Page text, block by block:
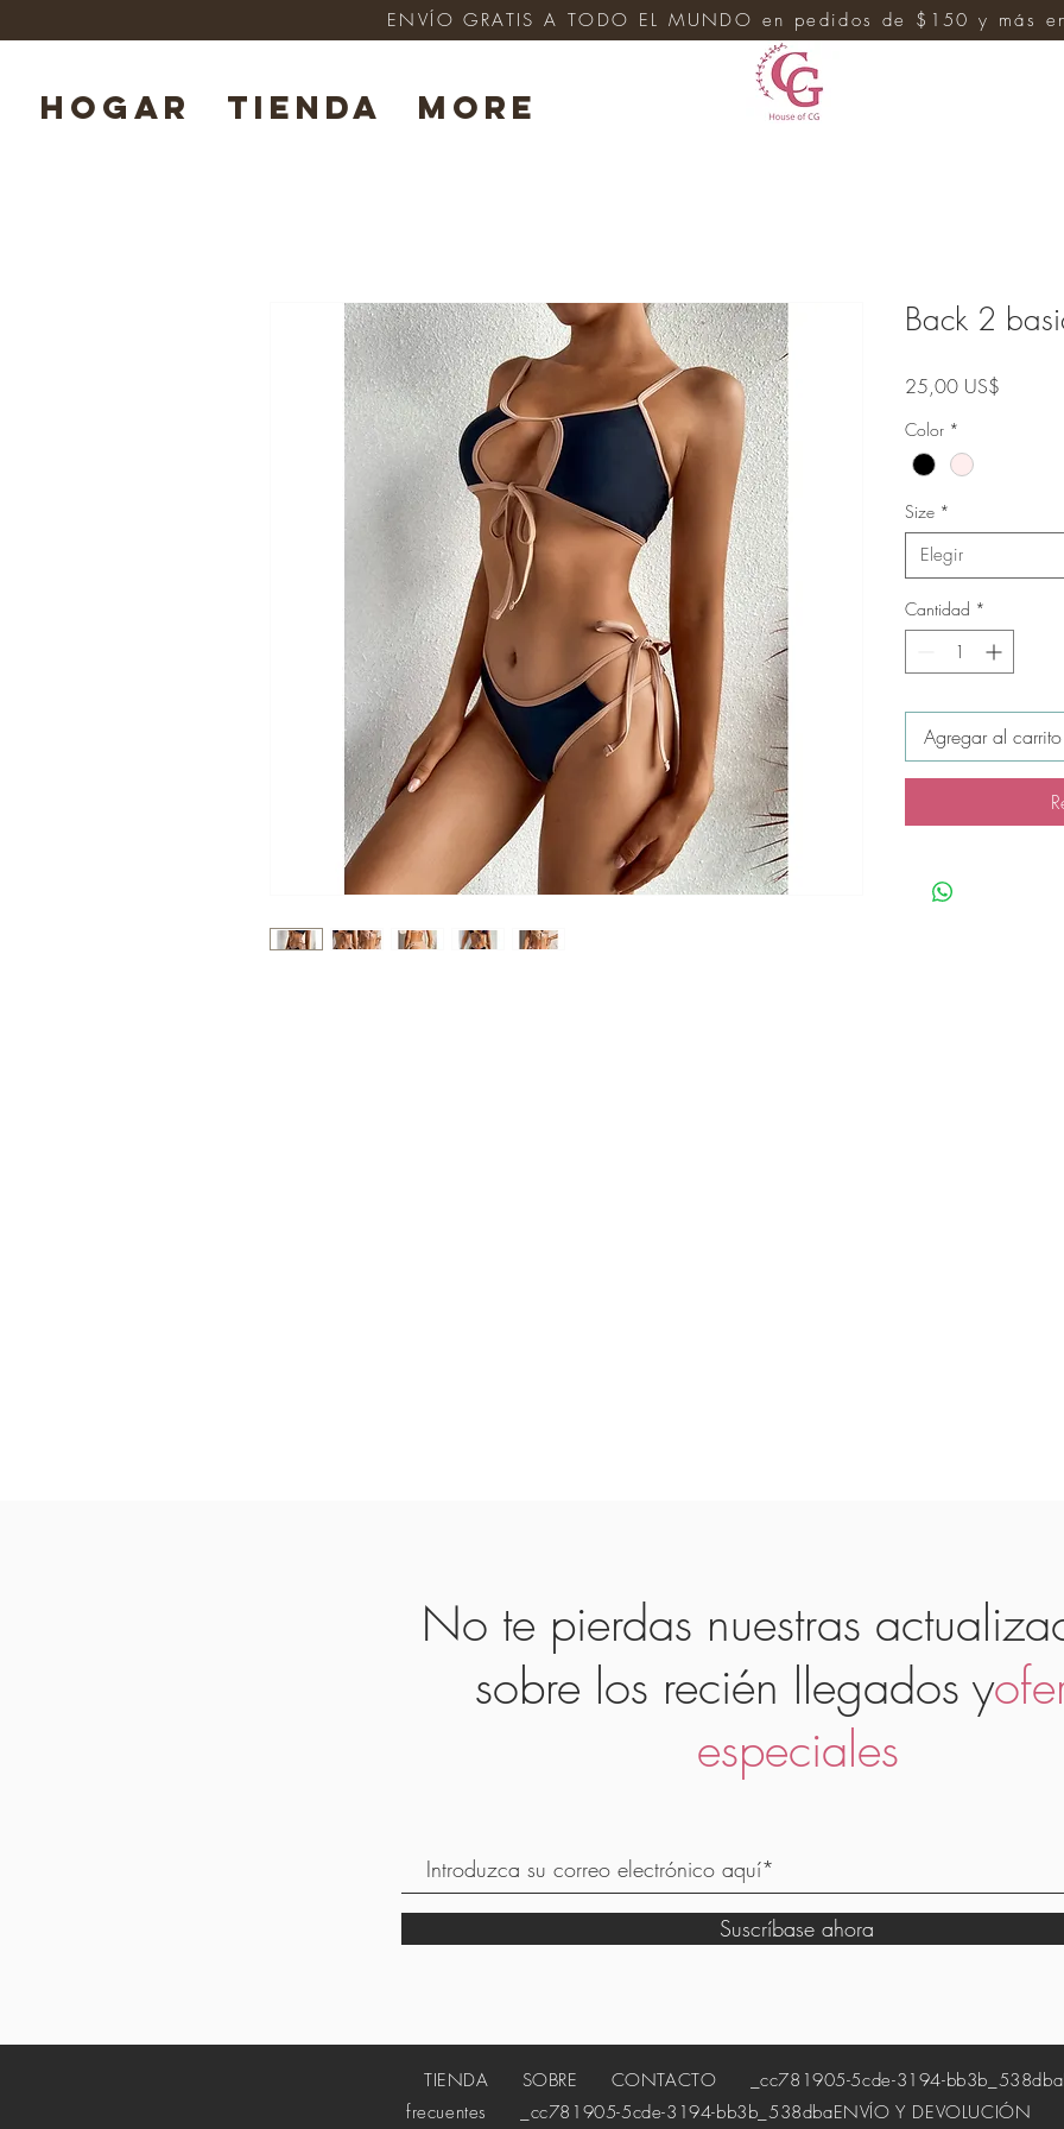
HOGAR TIENDA More
ENVÍO GRATIS A TODO EL MUNDO en pedidos de $150 y más
Back 2
25,00 US$
Color *
Size *
Elegir
Cantidad *
Agregar al carrito
No te pierdas nuestras
sobre los recién llegados y
especiales
Suscríbase ahora
TIENDA SOBRE CONTACTO _cc781905-5cde-3194-bb3b_538dba
frecuentes
_cc781905-5cde-3194-bb3b_538dbaENVÍO Y DEVOLUCIÓN